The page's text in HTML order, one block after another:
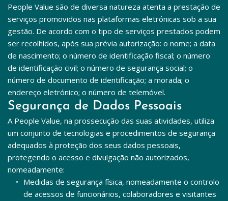
People Value são de diversa natureza atenta a prestação de
serviços promovidos nas plataformas eletrónicas sob a sua
gestão. De acordo com o tipo de serviços prestados podem
ser recolhidos, após sua prévia autorização: o nome; a data
de nascimento; o número de identificação fiscal; o número
de identificação civil; o número de segurança social; o
número de documento de identificação; a morada; o
endereço eletrónico; o número de telemóvel.
Segurança de Dados Pessoais
A People Value, na prossecução das suas atividades, utiliza
um conjunto de tecnologias e procedimentos de segurança
adequados à proteção dos seus dados pessoais,
protegendo o acesso e divulgação não autorizados,
nomeadamente:
Medidas de segurança física, nomeadamente o controlo
de acessos de funcionários, colaboradores e visitantes